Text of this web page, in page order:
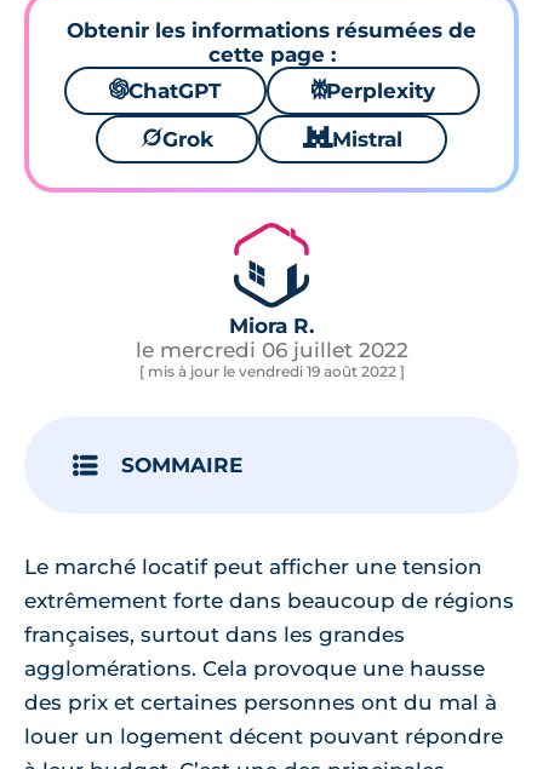
Obtenir les informations résumées de
cette page :
🌌ChatGPT ⚙Perplexity
🪐Grok 🐱 Mistral
Miora R.
le mercredi 06 juillet 2022
[ mis à jour le vendredi 19 août 2022 ]
SOMMAIRE
Le marché locatif peut afficher une tension
extrêmement forte dans beaucoup de régions
françaises, surtout dans les grandes
agglomérations. Cela provoque une hausse
des prix et certaines personnes ont du mal à
louer un logement décent pouvant répondre